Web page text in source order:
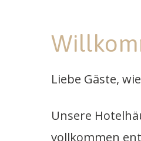
Liebe Gäste,
Unsere
vollkommen